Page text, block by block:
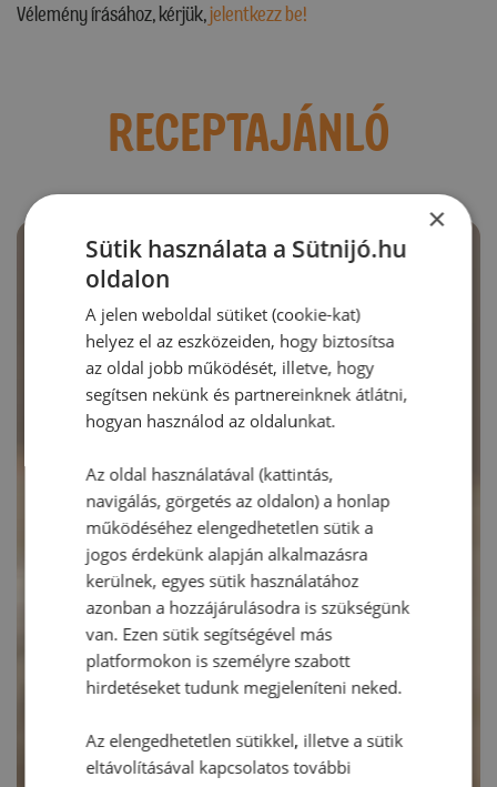
Vélemény írásához, kérjük,jelentkezz be!
RECEPTAJÁNLÓ
×
Sütik használata a Sütnijó.hu
oldalon
A jelen weboldal sütiket (cookie-kat)
helyez el az eszközeiden, hogy biztosítsa
az oldal jobb működését, illetve, hogy
segítsen nekünk és partnereinknek átlátni,
hogyan használod az oldalunkat.
Az oldal használatával (kattintás,
navigálás, görgetés az oldalon) a honlap
működéséhez elengedhetetlen sütik a
jogos érdekünk alapján alkalmazásra
kerülnek, egyes sütik használatához
azonban a hozzájárulásodra is szükségünk
van. Ezen sütik segítségével más
platformokon is személyre szabott
hirdetéseket tudunk megjeleníteni neked.
Az elengedhetetlen sütikkel, illetve a sütik
eltávolításával kapcsolatos további